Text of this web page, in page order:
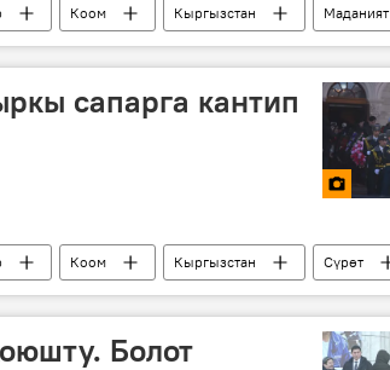
Коом Кыргызстан
Маданият
Жумадылов
Сүймөнкул Чокморов
сапарга кантип
Коом Кыргызстан
Сүрөт
Шамшиев зыйнат Ала-Арча көрүстөнү
Болот